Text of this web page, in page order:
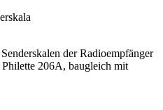
der Radioempfänger
206A, baugleich mit